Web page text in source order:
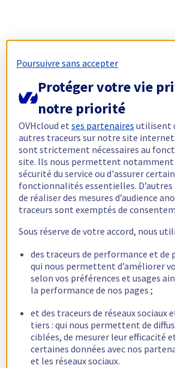
Poursuivre sans accepter
Protéger votre vie
notre priorité
OVHcloud etses partenaires utilisent
autres traceurs sur notre site
sont strictement nécessaires au
site. Ils nous permettent notamment
sécurité du service ou d'assurer
fonctionnalités essentielles.
de réaliser des mesures d’audience
traceurs sont exemptés de
Sous réserve de votre accord, nous
des traceurs de performance et de
qui nous permettent d’améliorer
selon vos préférences et usages
la performance de nos pages ;
et des traceurs de réseaux sociaux
tiers : qui nous permettent de
ciblées, de mesurer leur efficacité
certaines données avec nos
et les réseaux sociaux.